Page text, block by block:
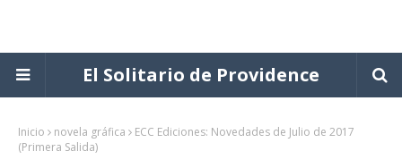
El Solitario de Providence
Inicio novela gráfica
ECC Ediciones: Novedades de Julio de 2017
(Primera Salida)